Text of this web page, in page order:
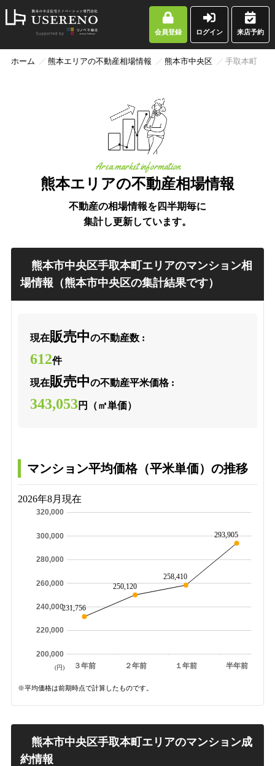
会員登録 ログイン 来店予約
ホーム 熊本エリアの不動産相場情報 熊本市中央区 手取本町
熊本エリアの不動産相場情報
Area market information
不動産の相場情報を四半期毎に
集計し更新しています。
熊本市中央区手取本町エリアのマンション相
場情報（熊本市中央区の集計結果です）
現在販売中の不動産数 :
612件
現在販売中の不動産平米価格 :
343,053円（㎡単価）
マンション平均価格（平米単価）の推移
2026年8月現在
３年前 ２年前 １年前 半年前
200,000
220,000
240,000
260,000
280,000
300,000
320,000
231,756
250,120
258,410
293,905
(円)
※平均価格は前期時点で計算したものです。
熊本市中央区手取本町エリアのマンション成
約情報